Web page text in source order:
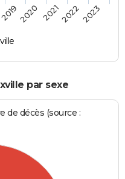
20192020 202120222023
par sexe
de décès (source :